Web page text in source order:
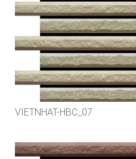
VIETNHAT-HBC_07